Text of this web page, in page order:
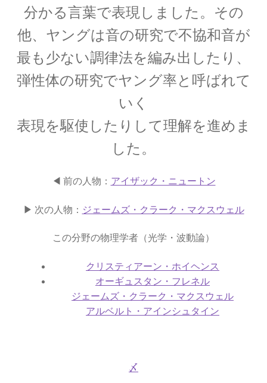
S・ナート・ボース
【インド独自の理解体系で学びボーズ粒子を定
式化】
【第一回のノーベル賞受賞者・電子の蛍光現象
を実用化】
【黒体放射の研究やウィーンの法則
をもたらした物性研究の先駆者】
律とパリティーを発見】
分かる言葉で表現しました。その
他、ヤングは音の研究で不協和音が
最も少ない調律法を編み出したり、
弾性体の研究でヤング率と呼ばれて
いく
表現を駆使したりして理解を進めま
した。
◀ 前の人物： アイザック・ニュートン
▶ 次の人物： ジェームズ・クラーク・マクスウェル
この分野の物理学者（光学・波動論）
クリスティアーン・ホイヘンス
オーギュスタン・フレネル
ジェームズ・クラーク・マクスウェル
アルベルト・アインシュタイン
〆